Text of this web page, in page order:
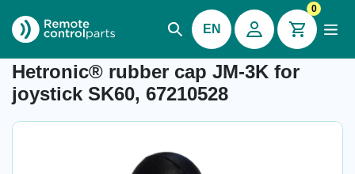
EN
0
Item number: 04.303
Hetronic® rubber cap JM-3K for
joystick SK60, 67210528